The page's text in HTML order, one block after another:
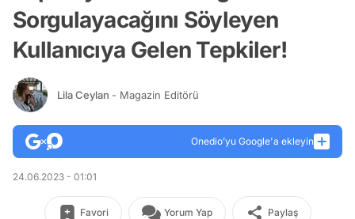
Sorgulayacağını Söyleyen
Kullanıcıya Gelen Tepkiler!
Lila Ceylan - Magazin Editörü
Onedio’yu Google'a ekleyin
24.06.2023 - 01:01
Favori Yorum Yap Paylaş